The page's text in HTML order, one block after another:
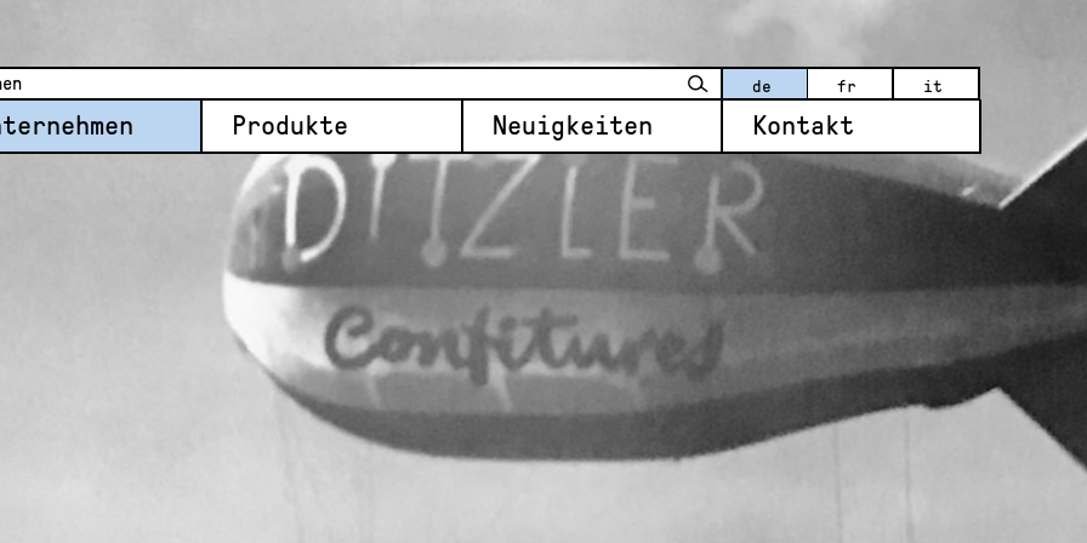
Produkte Neuigkeiten Kontakt
de it
fr